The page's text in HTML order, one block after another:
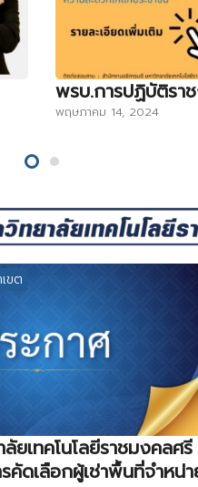
พรบ.การปฏิบัติรา
พฤษภาคม 14, 2024
ขต
ยเทคโนโลยีราชมงคลศรี
คัดเลือกผู้เช่าพื้นที่จำหน่